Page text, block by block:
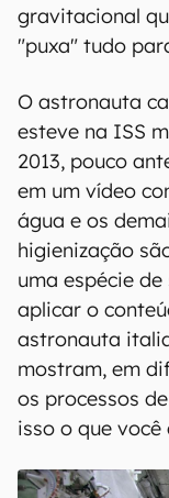
gravitacional
"puxa" tudo
O astronauta
esteve na ISS
2013, pouco
em um vídeo
água e os
higienização
uma espécie
aplicar o
astronauta
mostram, em
os processos de
isso o que